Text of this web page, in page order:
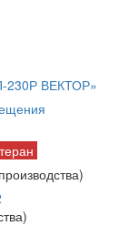
230Р ВЕКТОР»